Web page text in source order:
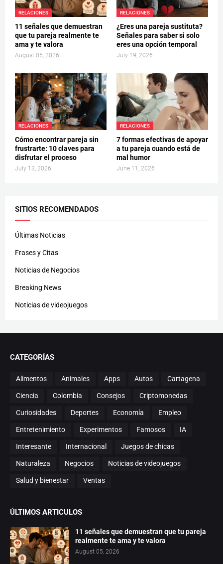
RELACIONES
11 señales que demuestran
que tu pareja realmente te
ama y te valora
August 05, 2026
RELACIONES
¿Eres una pareja sustituta?
Señales para saber si solo
eres una opción temporal
July 19, 2026
RELACIONES
Cómo encontrar pareja sin
frustrarte: 10 claves para
disfrutar el proceso
July 13, 2026
RELACIONES
7 formas efectivas de apoyar
a tu pareja cuando está de
mal humor
June 11, 2026
SITIOS RECOMENDADOS
Últimas Noticias
Frases y Citas
Noticias de Negocios
Breaking News
Noticias de videojuegos
CATEGORÍAS
Alimentos Animales Apps Autos Cartagena
Ciencia Colombia Consejos Criptomonedas
Curiosidades Deportes Economía Empleo
Entretenimiento Experimentos Famosos IA
Interesante Internacional Juegos de chicas
Naturaleza Negocios Noticias de videojuegos
Salud y bienestar Ventas
ÚLTIMOS ARTICULOS
11 señales que demuestran que tu pareja
realmente te ama y te valora
August 05, 2026